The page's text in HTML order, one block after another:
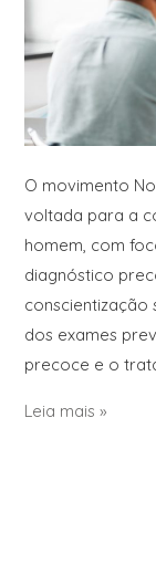
O movimento
voltada para a
homem, com
diagnóstico
conscientização
dos exames
precoce e o
Leia mais »